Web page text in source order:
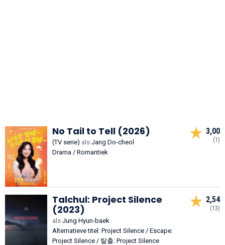
No Tail to Tell (2026)
(TV serie) als Jang Do-cheol
Drama / Romantiek
3,00
(1)
Talchul: Project Silence
(2023)
als Jung Hyun-baek
Alternatieve titel: Project Silence / Escape:
Project Silence / 탈출: Project Silence
2,54
(13)